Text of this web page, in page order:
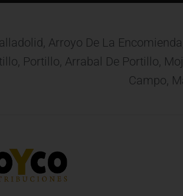
Arroyo De La
Portillo, Arrabal De Portillo,
Campo,